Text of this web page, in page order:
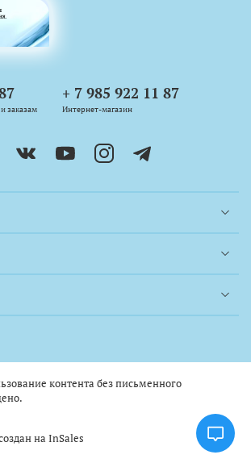
заказам
+ 7 985 922 11 87
Интернет-магазин
контента без письменного
на InSales